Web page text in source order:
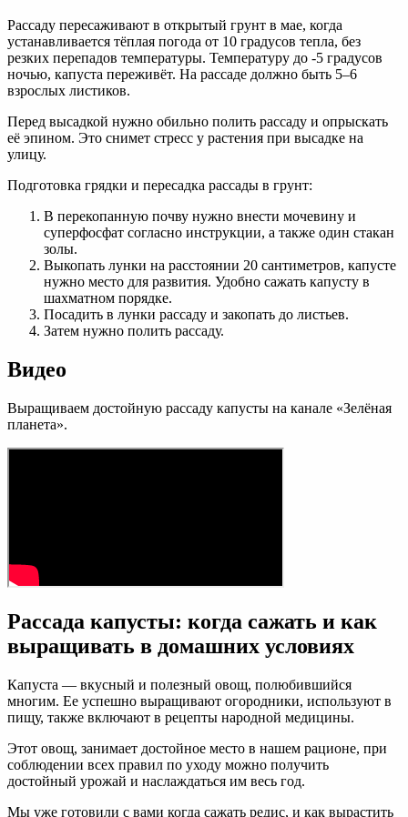
Рассаду пересаживают в открытый грунт в мае, когда
устанавливается тёплая погода от 10 градусов тепла, без
резких перепадов температуры. Температуру до -5 градусов
ночью, капуста переживёт. На рассаде должно быть 5–6
взрослых листиков.
Перед высадкой нужно обильно полить рассаду и опрыскать
её эпином. Это снимет стресс у растения при высадке на
улицу.
Подготовка грядки и пересадка рассады в грунт:
В перекопанную почву нужно внести мочевину и
суперфосфат согласно инструкции, а также один стакан
золы.
Выкопать лунки на расстоянии 20 сантиметров, капусте
нужно место для развития. Удобно сажать капусту в
шахматном порядке.
Посадить в лунки рассаду и закопать до листьев.
Затем нужно полить рассаду.
Видео
Выращиваем достойную рассаду капусты на канале «Зелёная
планета».
Рассада капусты: когда сажать и как
выращивать в домашних условиях
Капуста — вкусный и полезный овощ, полюбившийся
многим. Ее успешно выращивают огородники, используют в
пищу, также включают в рецепты народной медицины.
Этот овощ, занимает достойное место в нашем рационе, при
соблюдении всех правил по уходу можно получить
достойный урожай и наслаждаться им весь год.
Мы уже готовили с вами когда сажать редис, и как вырастить